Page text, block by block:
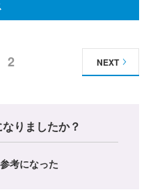
2 NEXT
りましたか？
参考になった